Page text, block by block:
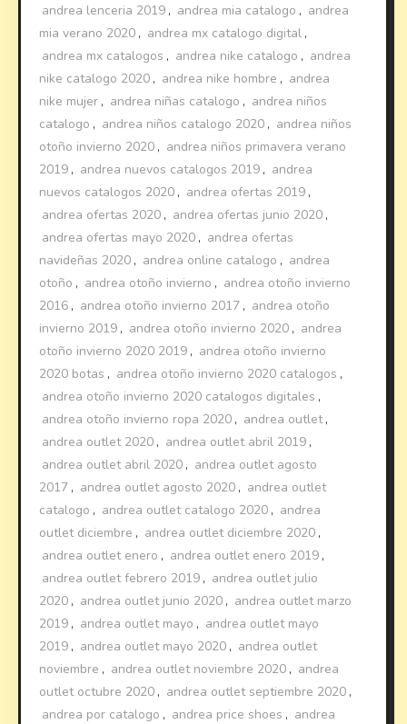
andrea lenceria 2019 , andrea mia catalogo , andrea
mia verano 2020 , andrea mx catalogo digital ,
andrea mx catalogos , andrea nike catalogo , andrea
nike catalogo 2020 , andrea nike hombre , andrea
nike mujer , andrea niñas catalogo , andrea niños
catalogo , andrea niños catalogo 2020 , andrea niños
otoño invierno 2020 , andrea niños primavera verano
2019 , andrea nuevos catalogos 2019 , andrea
nuevos catalogos 2020 , andrea ofertas 2019 ,
andrea ofertas 2020 , andrea ofertas junio 2020 ,
andrea ofertas mayo 2020 , andrea ofertas
navideñas 2020 , andrea online catalogo , andrea
otoño , andrea otoño invierno , andrea otoño invierno
2016 , andrea otoño invierno 2017 , andrea otoño
invierno 2019 , andrea otoño invierno 2020 , andrea
otoño invierno 2020 2019 , andrea otoño invierno
2020 botas , andrea otoño invierno 2020 catalogos ,
andrea otoño invierno 2020 catalogos digitales ,
andrea otoño invierno ropa 2020 , andrea outlet,
andrea outlet 2020 , andrea outlet abril 2019 ,
andrea outlet abril 2020 , andrea outlet agosto
2017 , andrea outlet agosto 2020 , andrea outlet
catalogo , andrea outlet catalogo 2020 , andrea
outlet diciembre , andrea outlet diciembre 2020 ,
andrea outlet enero , andrea outlet enero 2019 ,
andrea outlet febrero 2019 , andrea outlet julio
2020 , andrea outlet junio 2020 , andrea outlet marzo
2019 , andrea outlet mayo , andrea outlet mayo
2019 , andrea outlet mayo 2020 , andrea outlet
noviembre , andrea outlet noviembre 2020 , andrea
outlet octubre 2020 , andrea outlet septiembre 2020 ,
andrea por catalogo , andrea price shoes , andrea